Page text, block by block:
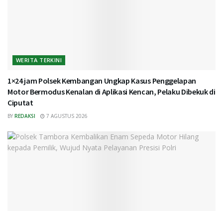
WERITA TERKINI
1×24 jam Polsek Kembangan Ungkap Kasus Penggelapan
Motor Bermodus Kenalan di Aplikasi Kencan, Pelaku Dibekuk di
Ciputat
BY REDAKSI 7 AGUSTUS 2026